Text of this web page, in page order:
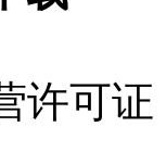
许可